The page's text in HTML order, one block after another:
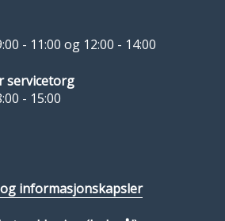
- 11:00 og 12:00 - 14:00
servicetorg
- 15:00
informasjonskapsler